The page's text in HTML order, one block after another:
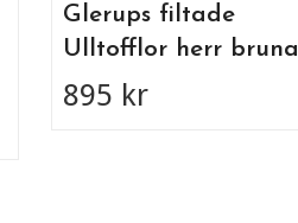
Glerups filtade
Ulltofflor herr bruna
895 kr